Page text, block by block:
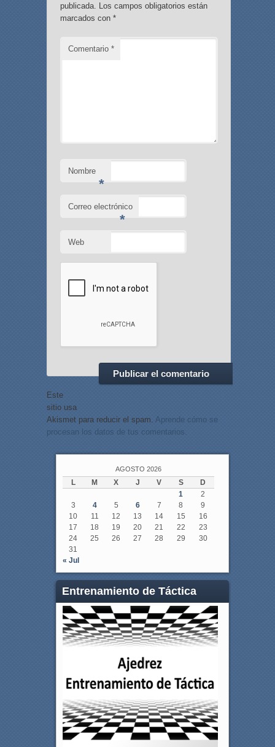
publicada. Los campos obligatorios están
marcados con *
Comentario *
Nombre
*
Correo electrónico
*
Web
Este
sitio usa
Akismet para reducir el spam. Aprende cómo se
procesan los datos de tus comentarios.
AGOSTO 2026
L M X J V S
D
1
2
3
4 5 6 7 8
9
10
11 12 13 14 15
16
17
18 19 20 21 22
23
24
25 26 27 28 29
30
31
« Jul
Entrenamiento de Táctica